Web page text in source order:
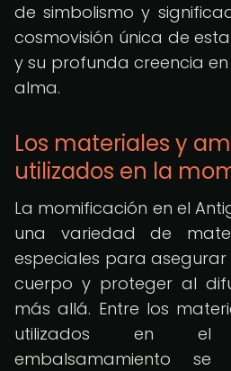
de simbolismo y
cosmovisión única de
y su profunda creencia
alma.
Los materiales y
utilizados en la
La momificación en el
una variedad de
especiales para
cuerpo y proteger al
más allá. Entre los
utilizados en el
embalsamamiento